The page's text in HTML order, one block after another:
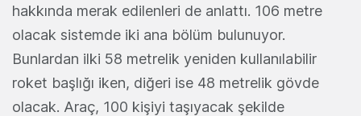
hakkında merak edilenleri de anlattı. 106 metre
olacak sistemde iki ana bölüm bulunuyor.
Bunlardan ilki 58 metrelik yeniden kullanılabilir
roket başlığı iken, diğeri ise 48 metrelik gövde
olacak. Araç, 100 kişiyi taşıyacak şekilde